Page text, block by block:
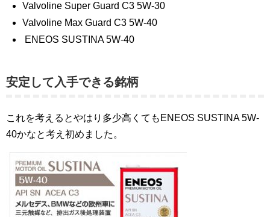
Valvoline Super Guard C3 5W-30
Valvoline Max Guard C3 5W-40
ENEOS SUSTINA 5W-40
安定して入手できる銘柄
これを考えるとやはり多少高くてもENEOS SUSTINA 5W-
40かなと考え初めました。